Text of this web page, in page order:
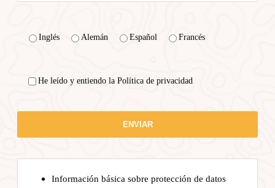
Inglés Alemán Español Francés
He leído y entiendo la Política de privacidad
Información básica sobre protección de datos